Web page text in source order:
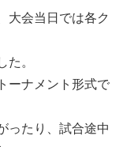
大会当日では各ク
。
ーナメント形式で
ったり、試合途中